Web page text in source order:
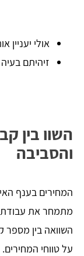
אולי יעניין
זיהיתם
השוו בין
והסביבה
המחירים בענף
מתמחר את עבודתו
השוואה בין מספר
על טווחי